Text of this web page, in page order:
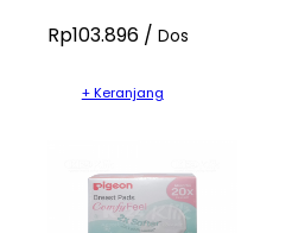
Rp103.896 / Dos
+ Keranjang